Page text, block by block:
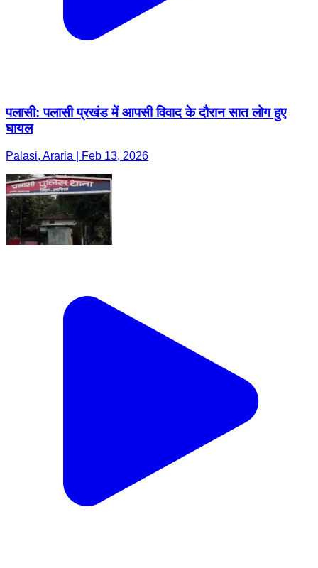
पलासी: पलासी प्रखंड में आपसी विवाद के दौरान सात लोग हुए
घायल
Palasi, Araria | Feb 13, 2026